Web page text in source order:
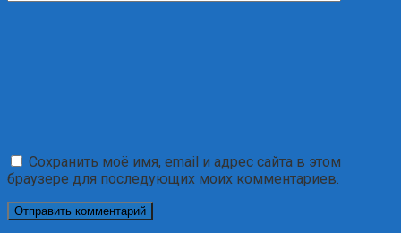
Сохранить моё имя, email и адрес сайта в этом
браузере для последующих моих комментариев.